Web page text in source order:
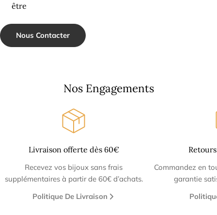
être
Nous Contacter
Nos Engagements
Livraison offerte dès 60€
Recevez vos bijoux sans frais
supplémentaires à partir de 60€ d’achats.
Politique De Livraison
Commandez en
garantie